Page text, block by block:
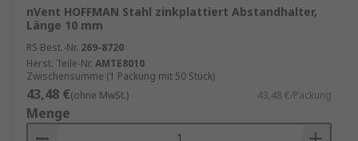
nVent HOFFMAN Stahl zinkplattiert Abstandhalter,
Länge 10 mm
RS Best.-Nr. 269-8720
Herst. Teile-Nr. AMTE8010
Zwischensumme (1 Packung mit 50 Stück)
43,48 €(ohne MwSt.) 43,48 €/Packung
Menge